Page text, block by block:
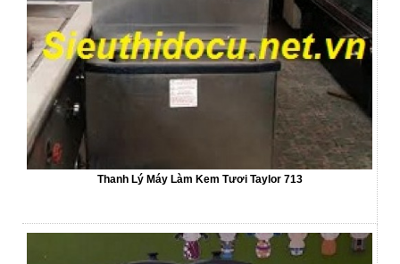
Thanh Lý Máy Làm Kem Tươi Taylor 713